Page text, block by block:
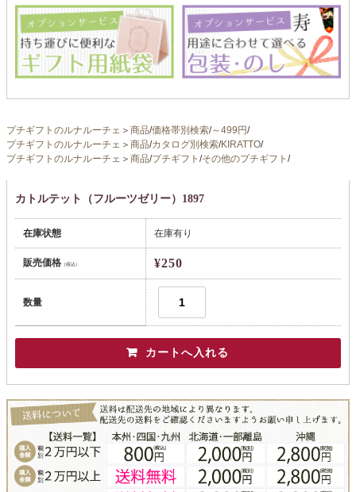
プチギフトのルナルーチェ ＞ 商品/価格帯別検索/～499円/
プチギフトのルナルーチェ ＞ 商品/カタログ別検索/KIRATTO/
プチギフトのルナルーチェ ＞ 商品/プチギフト /その他のプチギフト /
カトルテット（フルーツゼリー）1897
在庫状態 在庫有り
販売価格（税込） ¥250
数量